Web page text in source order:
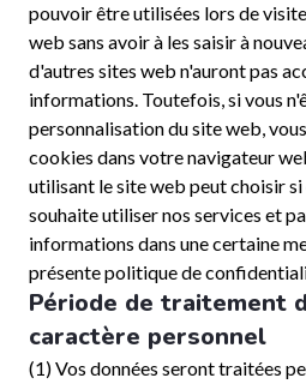
pouvoir être utilisées lors de
web sans avoir à les saisir à
d'autres sites web n'auront pas
informations. Toutefois, si vous
personnalisation du site web,
cookies dans votre navigateur
utilisant le site web peut choisir
souhaite utiliser nos services et
informations dans une certaine
présente politique de
Période de traitement
caractère personnel
(1) Vos données seront traitées